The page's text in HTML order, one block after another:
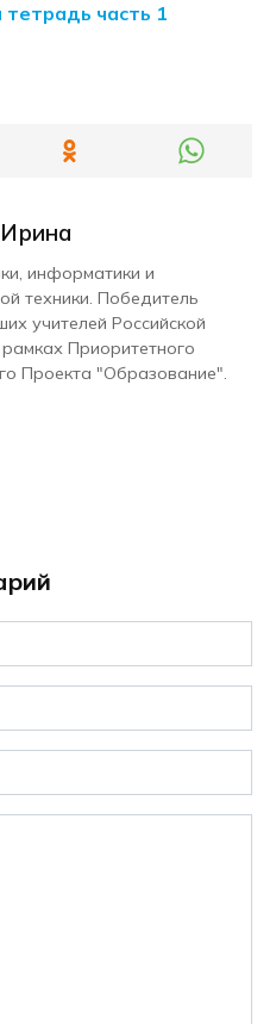
часть 1
информатики и
техники. Победитель
учителей Российской
Приоритетного
Проекта "Образование".